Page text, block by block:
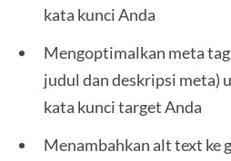
kata kunci Anda
Mengoptimalkan meta
judul dan deskripsi meta)
kata kunci target Anda
Menambahkan alt text ke